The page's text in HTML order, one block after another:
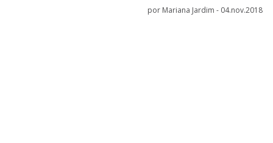
por Mariana Jardim - 04.nov.2018